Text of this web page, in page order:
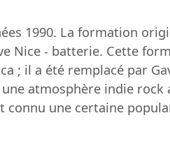
1990. La formation
Nice - batterie. Cette
; il a été remplacé par
atmosphère indie rock
une certaine